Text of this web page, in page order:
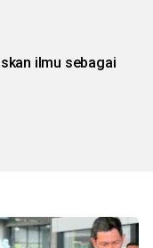
ilmu sebagai